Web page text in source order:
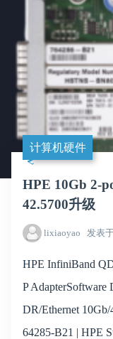
计算机硬件
HPE 10Gb 2-
42.5700升级
lixiaoyao 发表
HPE InfiniBand
P
DR/Ethernet
64285-B21 | HPE